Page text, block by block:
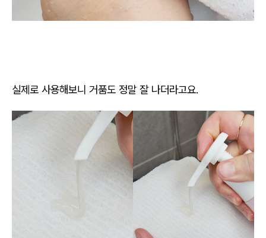
실제로 사용해보니 거품도 정말 잘 나더라고요.